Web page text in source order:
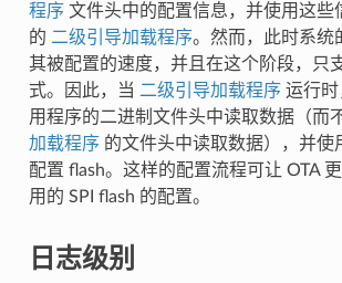
程序 文件头中的配置信息，并使用这些
的 二级引导加载程序。然而，此时系统
其被配置的速度，并且在这个阶段，只
式。因此，当 二级引导加载程序 运行
用程序的二进制文件头中读取数据（而
加载程序 的文件头中读取数据），并使
配置 flash。这样的配置流程可让 OTA
用的 SPI flash 的配置。
日志级别